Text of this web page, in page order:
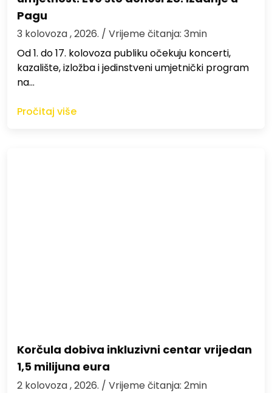
Pagu
3 kolovoza , 2026. / Vrijeme čitanja: 3min
Od 1. do 17. kolovoza publiku očekuju koncerti,
kazalište, izložba i jedinstveni umjetnički program
na…
Pročitaj više
Korčula dobiva inkluzivni centar vrijedan
1,5 milijuna eura
2 kolovoza , 2026. / Vrijeme čitanja: 2min